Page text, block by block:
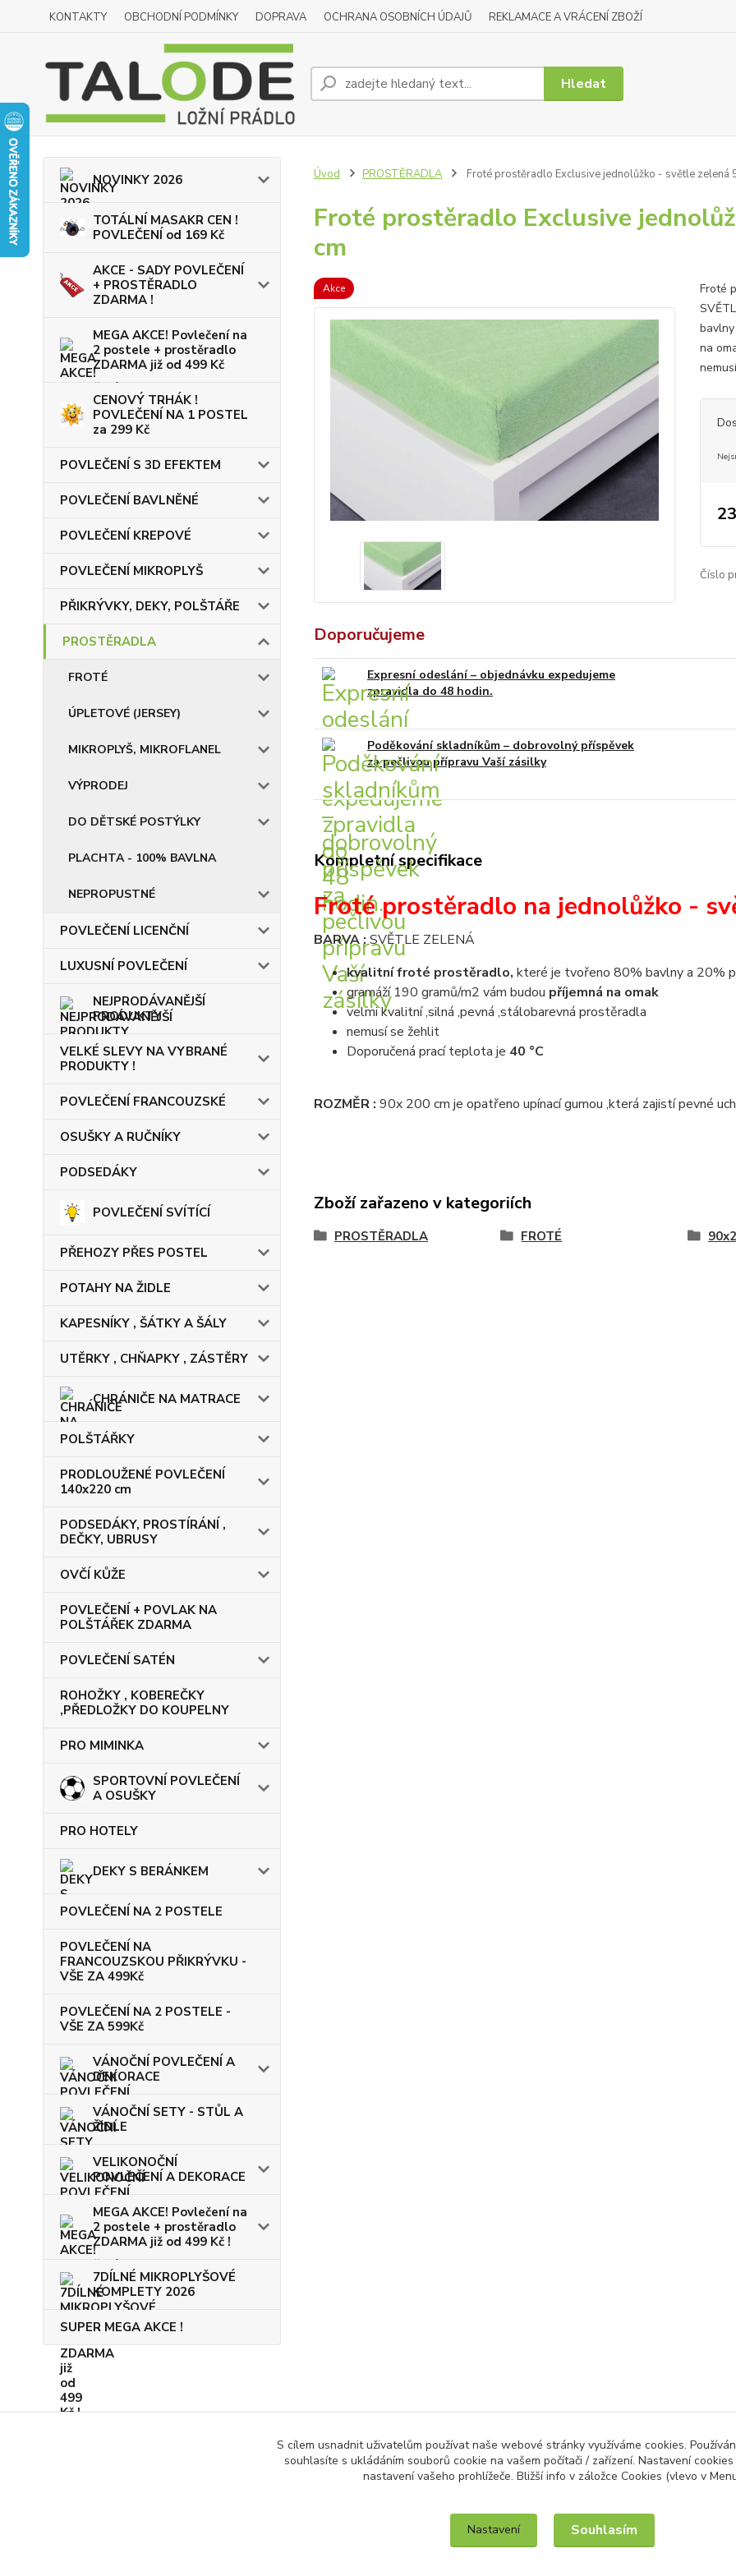
KONTAKTY OBCHODNÍ PODMÍNKY DOPRAVA OCHRANA OSOBNÍCH ÚDAJŮ REKLAMACE A VRÁCENÍ ZBOŽÍ
Hledat
NOVINKY 2026
TOTÁLNÍ MASAKR CEN !
POVLEČENÍ od 169 Kč
AKCE - SADY POVLEČENÍ
+ PROSTĚRADLO
ZDARMA !
MEGA AKCE! Povlečení na
2 postele + prostěradlo
ZDARMA již od 499 Kč
CENOVÝ TRHÁK !
POVLEČENÍ NA 1 POSTEL
za 299 Kč
POVLEČENÍ S 3D EFEKTEM
POVLEČENÍ BAVLNĚNÉ
POVLEČENÍ KREPOVÉ
POVLEČENÍ MIKROPLYŠ
PŘIKRÝVKY, DEKY, POLŠTÁŘE
PROSTĚRADLA
FROTÉ
ÚPLETOVÉ (JERSEY)
MIKROPLYŠ, MIKROFLANEL
VÝPRODEJ
DO DĚTSKÉ POSTÝLKY
PLACHTA - 100% BAVLNA
NEPROPUSTNÉ
POVLEČENÍ LICENČNÍ
LUXUSNÍ POVLEČENÍ
NEJPRODÁVANĚJŠÍ
PRODUKTY
VELKÉ SLEVY NA VYBRANÉ
PRODUKTY !
POVLEČENÍ FRANCOUZSKÉ
OSUŠKY A RUČNÍKY
PODSEDÁKY
POVLEČENÍ SVÍTÍCÍ
PŘEHOZY PŘES POSTEL
POTAHY NA ŽIDLE
KAPESNÍKY , ŠÁTKY A ŠÁLY
UTĚRKY , CHŇAPKY , ZÁSTĚRY
CHRÁNIČE NA MATRACE
POLŠTÁŘKY
PRODLOUŽENÉ POVLEČENÍ
140x220 cm
PODSEDÁKY, PROSTÍRÁNÍ ,
DEČKY, UBRUSY
OVČÍ KŮŽE
POVLEČENÍ + POVLAK NA
POLŠTÁŘEK ZDARMA
POVLEČENÍ SATÉN
ROHOŽKY , KOBEREČKY
,PŘEDLOŽKY DO KOUPELNY
PRO MIMINKA
SPORTOVNÍ POVLEČENÍ
A OSUŠKY
PRO HOTELY
DEKY S BERÁNKEM
POVLEČENÍ NA 2 POSTELE
POVLEČENÍ NA
FRANCOUZSKOU PŘIKRÝVKU -
VŠE ZA 499Kč
POVLEČENÍ NA 2 POSTELE -
VŠE ZA 599Kč
VÁNOČNÍ POVLEČENÍ A
DEKORACE
VÁNOČNÍ SETY - STŮL A
ŽIDLE
VELIKONOČNÍ
POVLEČENÍ A DEKORACE
MEGA AKCE! Povlečení na
2 postele + prostěradlo
ZDARMA již od 499 Kč !
7DÍLNÉ MIKROPLYŠOVÉ
KOMPLETY 2026
SUPER MEGA AKCE !
Úvod PROSTĚRADLA Froté prostěradlo Exclusive jednolůžko - světle zelená
Froté prostěradlo Exclusive
cm
Akce
Froté
na
Číslo
Doporučujeme
Expresní odeslání – objednávku expedujeme
zpravidla do 48 hodin.
Poděkování skladníkům – dobrovolný příspěvek
za pečlivou přípravu Vaší zásilky
Kompletní specifikace
Froté prostěradlo na jednolůžko -
BARVA :SVĚTLE ZELENÁ
kvalitní froté prostěradlo, které je tvořeno 80% bavlny a 20%
gramáží 190 gramů/m2 vám budou příjemná na omak
velmi kvalitní ,silná ,pevná ,stálobarevná prostěradla
nemusí se žehlit
Doporučená prací teplota je 40 °C
ROZMĚR : 90x 200 cm je opatřeno upínací gumou ,která zajistí pevné
Zboží zařazeno v kategoriích
PROSTĚRADLA FROTÉ
S cílem usnadnit uživatelům používat naše webové stránky využíváme cookies.
souhlasíte s ukládáním souborů cookie na vašem počítači / zařízení. Nastavení
nastavení vašeho prohlížeče. Bližší info v záložce Cookies (vlevo v
Nastavení Souhlasím